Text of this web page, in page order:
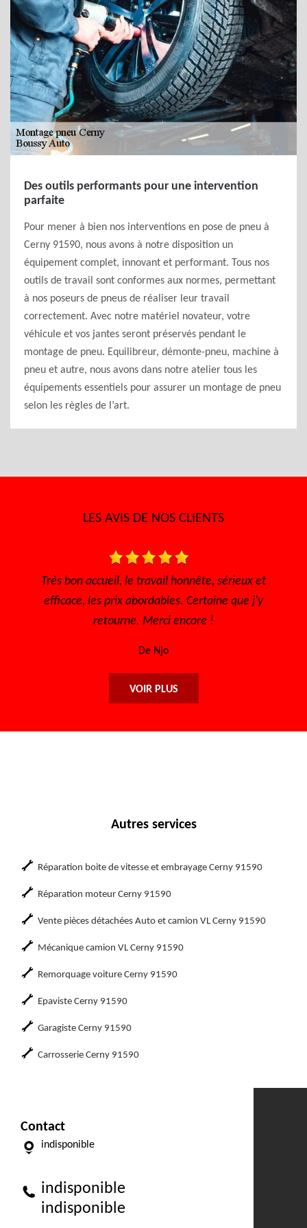
Des outils performants pour une intervention
parfaite
Pour mener à bien nos interventions en pose de pneu à
Cerny 91590, nous avons à notre disposition un
équipement complet, innovant et performant. Tous nos
outils de travail sont conformes aux normes, permettant
à nos poseurs de pneus de réaliser leur travail
correctement. Avec notre matériel novateur, votre
véhicule et vos jantes seront préservés pendant le
montage de pneu. Equilibreur, démonte-pneu, machine à
pneu et autre, nous avons dans notre atelier tous les
équipements essentiels pour assurer un montage de pneu
selon les règles de l’art.
LES AVIS DE NOS CLIENTS
honnête, sérieux et
Certaine que j'y
Très bon accueil, rapide pour avoir
l'écoute Disponible, sérieux et
encore à toute
VOIR PLUS
Autres services
Réparation boite de vitesse et embrayage Cerny 91590
Réparation moteur Cerny 91590
Vente pièces détachées Auto et camion VL Cerny 91590
Mécanique camion VL Cerny 91590
Remorquage voiture Cerny 91590
Epaviste Cerny 91590
Garagiste Cerny 91590
Carrosserie Cerny 91590
Contact
indisponible
indisponible
indisponible